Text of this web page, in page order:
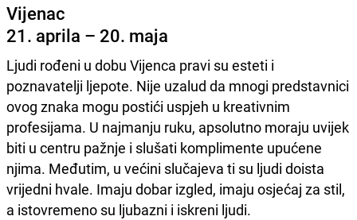
Vijenac
21. aprila – 20. maja
Ljudi rođeni u dobu Vijenca pravi su esteti i
poznavatelji ljepote. Nije uzalud da mnogi predstavnici
ovog znaka mogu postići uspjeh u kreativnim
profesijama. U najmanju ruku, apsolutno moraju uvijek
biti u centru pažnje i slušati komplimente upućene
njima. Međutim, u većini slučajeva ti su ljudi doista
vrijedni hvale. Imaju dobar izgled, imaju osjećaj za stil,
a istovremeno su ljubazni i iskreni ljudi.